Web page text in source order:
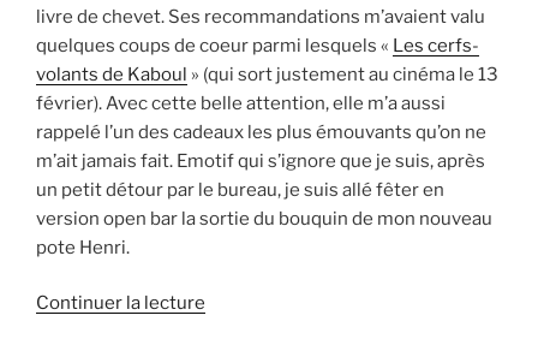
livre de chevet. Ses recommandations m’avaient valu
quelques coups de coeur parmi lesquels « Les cerfs-
volants de Kaboul » (qui sort justement au cinéma le 13
février). Avec cette belle attention, elle m’a aussi
rappelé l’un des cadeaux les plus émouvants qu’on ne
m’ait jamais fait. Emotif qui s’ignore que je suis, après
un petit détour par le bureau, je suis allé fêter en
version open bar la sortie du bouquin de mon nouveau
pote Henri.
Continuer la lecture